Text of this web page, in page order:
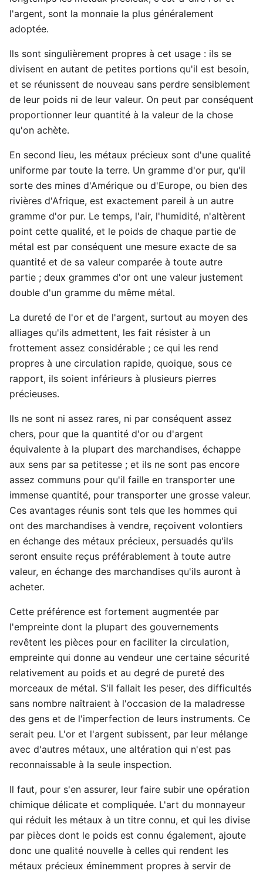
l'argent, sont la monnaie la plus généralement
adoptée.
Ils sont singulièrement propres à cet usage : ils se
divisent en autant de petites portions qu'il est besoin,
et se réunissent de nouveau sans perdre sensiblement
de leur poids ni de leur valeur. On peut par conséquent
proportionner leur quantité à la valeur de la chose
qu'on achète.
En second lieu, les métaux précieux sont d'une qualité
uniforme par toute la terre. Un gramme d'or pur, qu'il
sorte des mines d'Amérique ou d'Europe, ou bien des
rivières d'Afrique, est exactement pareil à un autre
gramme d'or pur. Le temps, l'air, l'humidité, n'altèrent
point cette qualité, et le poids de chaque partie de
métal est par conséquent une mesure exacte de sa
quantité et de sa valeur comparée à toute autre
partie ; deux grammes d'or ont une valeur justement
double d'un gramme du même métal.
La dureté de l'or et de l'argent, surtout au moyen des
alliages qu'ils admettent, les fait résister à un
frottement assez considérable ; ce qui les rend
propres à une circulation rapide, quoique, sous ce
rapport, ils soient inférieurs à plusieurs pierres
précieuses.
Ils ne sont ni assez rares, ni par conséquent assez
chers, pour que la quantité d'or ou d'argent
équivalente à la plupart des marchandises, échappe
aux sens par sa petitesse ; et ils ne sont pas encore
assez communs pour qu'il faille en transporter une
immense quantité, pour transporter une grosse valeur.
Ces avantages réunis sont tels que les hommes qui
ont des marchandises à vendre, reçoivent volontiers
en échange des métaux précieux, persuadés qu'ils
seront ensuite reçus préférablement à toute autre
valeur, en échange des marchandises qu'ils auront à
acheter.
Cette préférence est fortement augmentée par
l'empreinte dont la plupart des gouvernements
revêtent les pièces pour en faciliter la circulation,
empreinte qui donne au vendeur une certaine sécurité
relativement au poids et au degré de pureté des
morceaux de métal. S'il fallait les peser, des difficultés
sans nombre naîtraient à l'occasion de la maladresse
des gens et de l'imperfection de leurs instruments. Ce
serait peu. L'or et l'argent subissent, par leur mélange
avec d'autres métaux, une altération qui n'est pas
reconnaissable à la seule inspection.
Il faut, pour s'en assurer, leur faire subir une opération
chimique délicate et compliquée. L'art du monnayeur
qui réduit les métaux à un titre connu, et qui les divise
par pièces dont le poids est connu également, ajoute
donc une qualité nouvelle à celles qui rendent les
métaux précieux éminemment propres à servir de